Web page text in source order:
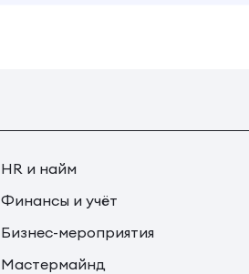
HR и найм
Финансы и учёт
Бизнес-мероприятия
Мастермайнд